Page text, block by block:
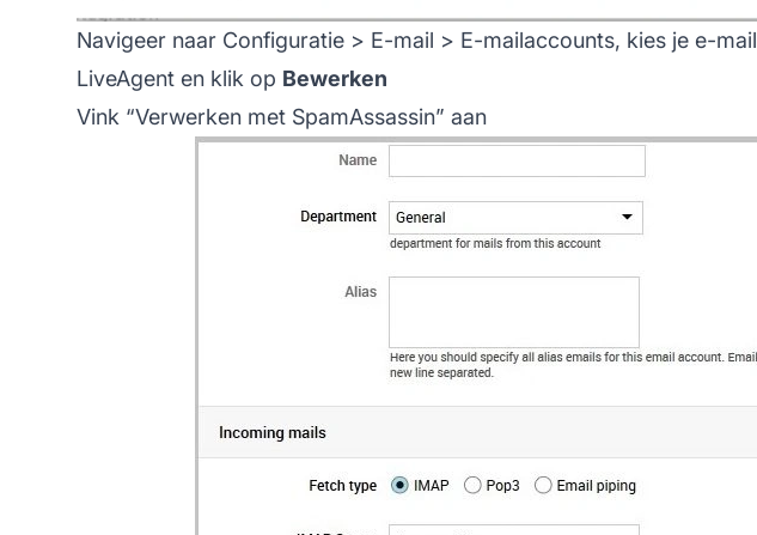
Navigeer naar Configuratie > E-mail > E-mailaccounts, kies je e-
LiveAgent en klik op Bewerken
Vink “Verwerken met SpamAssassin” aan